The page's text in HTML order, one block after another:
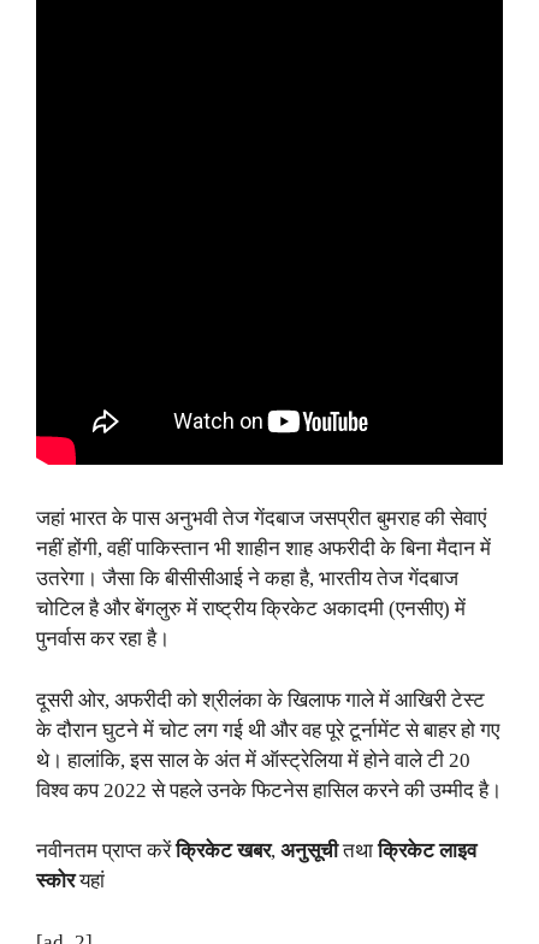
जहां भारत के पास अनुभवी तेज गेंदबाज जसप्रीत बुमराह की सेवाएं
नहीं होंगी, वहीं पाकिस्तान भी शाहीन शाह अफरीदी के बिना मैदान में
उतरेगा। जैसा कि बीसीसीआई ने कहा है, भारतीय तेज गेंदबाज
चोटिल है और बेंगलुरु में राष्ट्रीय क्रिकेट अकादमी (एनसीए) में
पुनर्वास कर रहा है।
दूसरी ओर, अफरीदी को श्रीलंका के खिलाफ गाले में आखिरी टेस्ट
के दौरान घुटने में चोट लग गई थी और वह पूरे टूर्नामेंट से बाहर हो गए
थे। हालांकि, इस साल के अंत में ऑस्ट्रेलिया में होने वाले टी 20
विश्व कप 2022 से पहले उनके फिटनेस हासिल करने की उम्मीद है।
नवीनतम प्राप्त करेंक्रिकेट खबर, अनुसूचीतथाक्रिकेट लाइव
स्कोरयहां